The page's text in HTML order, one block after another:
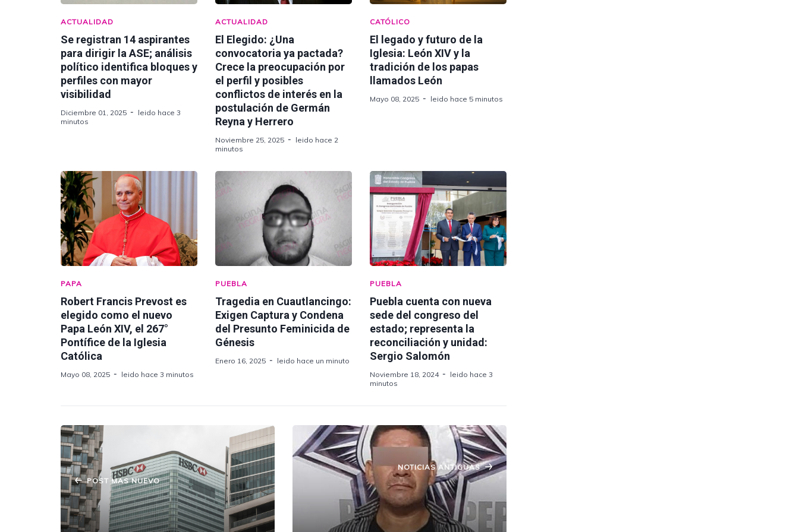
ACTUALIDAD
Se registran 14 aspirantes
para dirigir la ASE; análisis
político identifica bloques y
perfiles con mayor
visibilidad
Diciembre 01, 2025
leido hace 3
minutos
ACTUALIDAD
El Elegido: ¿Una
convocatoria ya pactada?
Crece la preocupación por
el perfil y posibles
conflictos de interés en la
postulación de Germán
Reyna y Herrero
Noviembre 25, 2025
leido hace 2
minutos
CATÓLICO
El legado y futuro de la
Iglesia: León XIV y la
tradición de los papas
llamados León
Mayo 08, 2025 leido hace 5 minutos
PAPA
Robert Francis Prevost es
elegido como el nuevo
Papa León XIV, el 267°
Pontífice de la Iglesia
Católica
Mayo 08, 2025 leido hace 3 minutos
PUEBLA
Tragedia en Cuautlancingo:
Exigen Captura y Condena
del Presunto Feminicida de
Génesis
Enero 16, 2025 leido hace un minuto
PUEBLA
Puebla cuenta con nueva
sede del congreso del
estado; representa la
reconciliación y unidad:
Sergio Salomón
Noviembre 18, 2024
leido hace 3
minutos
POST MAS NUEVO
HSBC suspenderá sus servicios por
mantenimiento este domingo.
NOTICIAS ANTIGUAS
Detienen en la Amozoc-Nautla a
sujeto por reincidir en el delito de
lesiones.